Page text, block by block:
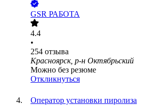
GSR РАБОТА
4.4
•
254 отзыва
Красноярск, р-н Октябрьский
Можно без резюме
Откликнуться
Оператор установки пиролиза